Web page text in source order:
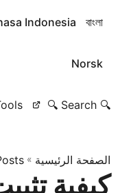
বাংলা
Indonesia
Norsk
🔍 Search 🔍
الصفحة الرئيسية »